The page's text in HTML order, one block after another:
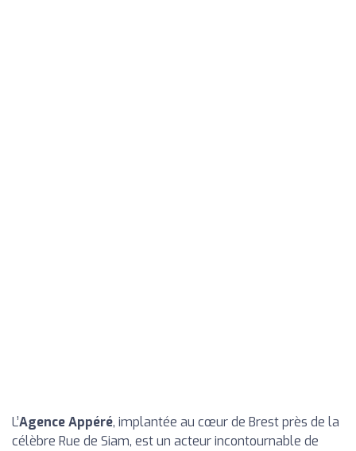
L’Agence Appéré, implantée au cœur de Brest près de la
célèbre Rue de Siam, est un acteur incontournable de